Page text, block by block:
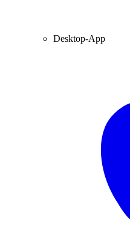
Desktop-App